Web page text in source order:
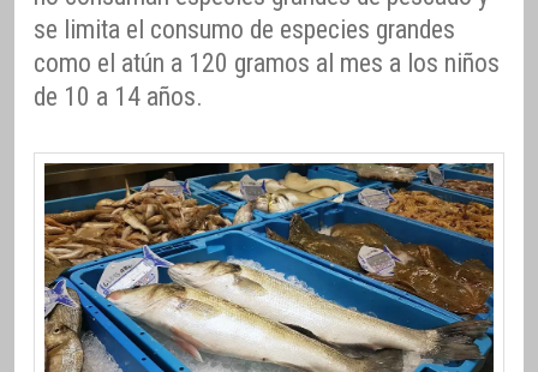
se limita el consumo de especies grandes
como el atún a 120 gramos al mes a los niños
de 10 a 14 años.